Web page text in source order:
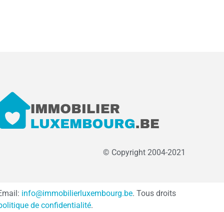
© Copyright 2004-2021
info@immobilierluxembourg.be. Tous droits
de confidentialité.